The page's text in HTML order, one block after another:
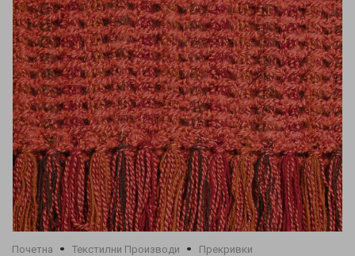
Почетна Текстилни Производи Прекривки